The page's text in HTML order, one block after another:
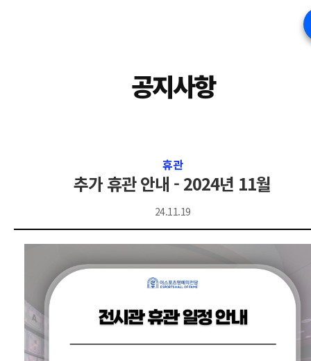
공지사항
휴관
추가 휴관 안내 - 2024년 11월
24.11.19